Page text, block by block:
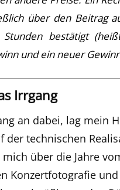
über den Beitrag
bestätigt
und ein neuer
Irrgang
an dabei, lag mein
der technischen
mich über die Jahre
Konzertfotografie